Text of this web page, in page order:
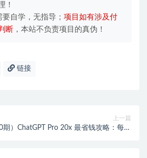
！
自学，无指导； 项目如有涉及付
断 ，本站不负责项目的真伪！
链接
上一篇
期）ChatGPT Pro 20x 最省钱攻略：每月